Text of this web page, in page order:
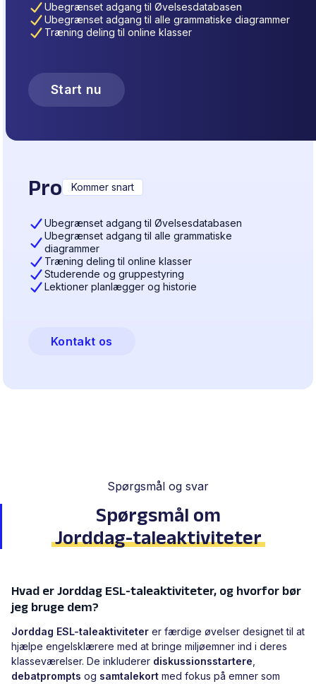
Ubegrænset adgang til Øvelsesdatabasen
Ubegrænset adgang til alle grammatiske diagrammer
Træning deling til online klasser
Start nu
Pro Kommer snart
Ubegrænset adgang til Øvelsesdatabasen
Ubegrænset adgang til alle grammatiske
diagrammer
Træning deling til online klasser
Studerende og gruppestyring
Lektioner planlægger og historie
Kontakt os
Spørgsmål og svar
Spørgsmål om
Jorddag-taleaktiviteter
Hvad er Jorddag ESL-taleaktiviteter, og hvorfor bør
jeg bruge dem?
Jorddag ESL-taleaktiviteter er færdige øvelser designet til at
hjælpe engelsklærere med at bringe miljøemner ind i deres
klasseværelser. De inkluderer diskussionsstartere,
debatprompts og samtalekort med fokus på emner som